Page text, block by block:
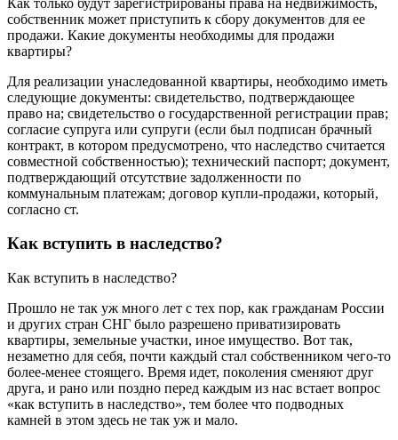
собственник может приступить к сбору документов для ее
продажи. Какие документы необходимы для продажи
квартиры?
Для реализации унаследованной квартиры, необходимо иметь
следующие документы: свидетельство, подтверждающее
право на; свидетельство о государственной регистрации прав;
согласие супруга или супруги (если был подписан брачный
контракт, в котором предусмотрено, что наследство считается
совместной собственностью); технический паспорт; документ,
подтверждающий отсутствие задолженности по
коммунальным платежам; договор купли-продажи, который,
согласно ст.
Как вступить в наследство?
Как вступить в наследство?
Прошло не так уж много лет с тех пор, как гражданам России
и других стран СНГ было разрешено приватизировать
квартиры, земельные участки, иное имущество. Вот так,
незаметно для себя, почти каждый стал собственником чего-то
более-менее стоящего. Время идет, поколения сменяют друг
друга, и рано или поздно перед каждым из нас встает вопрос
«как вступить в наследство», тем более что подводных
камней в этом здесь не так уж и мало.